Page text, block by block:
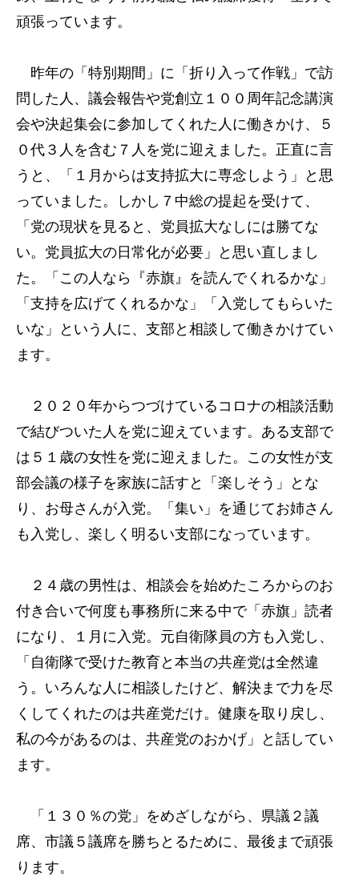
頑張っています。
昨年の「特別期間」に「折り入って作戦」で訪
問した人、議会報告や党創立１００周年記念講演
会や決起集会に参加してくれた人に働きかけ、５
０代３人を含む７人を党に迎えました。正直に言
うと、「１月からは支持拡大に専念しよう」と思
っていました。しかし７中総の提起を受けて、
「党の現状を見ると、党員拡大なしには勝てな
い。党員拡大の日常化が必要」と思い直しまし
た。「この人なら『赤旗』を読んでくれるかな」
「支持を広げてくれるかな」「入党してもらいた
いな」という人に、支部と相談して働きかけてい
ます。
２０２０年からつづけているコロナの相談活動
で結びついた人を党に迎えています。ある支部で
は５１歳の女性を党に迎えました。この女性が支
部会議の様子を家族に話すと「楽しそう」とな
り、お母さんが入党。「集い」を通じてお姉さん
も入党し、楽しく明るい支部になっています。
２４歳の男性は、相談会を始めたころからのお
付き合いで何度も事務所に来る中で「赤旗」読者
になり、１月に入党。元自衛隊員の方も入党し、
「自衛隊で受けた教育と本当の共産党は全然違
う。いろんな人に相談したけど、解決まで力を尽
くしてくれたのは共産党だけ。健康を取り戻し、
私の今があるのは、共産党のおかげ」と話してい
ます。
「１３０％の党」をめざしながら、県議２議
席、市議５議席を勝ちとるために、最後まで頑張
ります。